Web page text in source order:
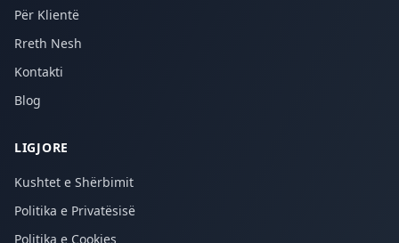
Për Klientë
Rreth Nesh
Kontakti
Blog
LIGJORE
Kushtet e Shërbimit
Politika e Privatësisë
Politika e Cookies